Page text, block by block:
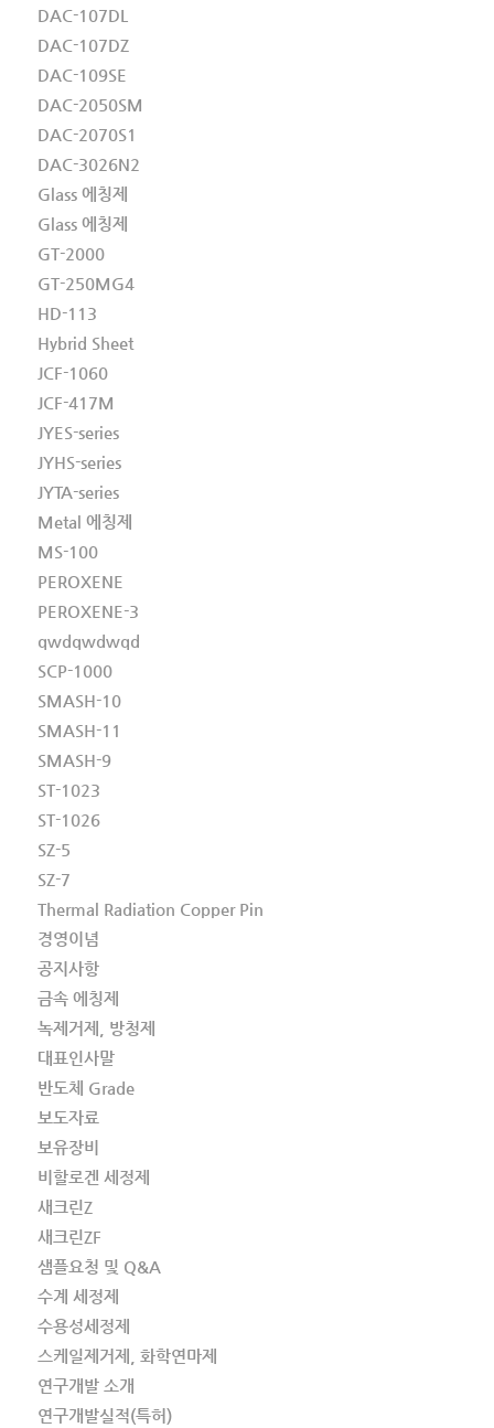
DAC-107DL
DAC-107DZ
DAC-109SE
DAC-2050SM
DAC-2070S1
DAC-3026N2
Glass 에칭제
Glass 에칭제
GT-2000
GT-250MG4
HD-113
Hybrid Sheet
JCF-1060
JCF-417M
JYES-series
JYHS-series
JYTA-series
Metal 에칭제
MS-100
PEROXENE
PEROXENE-3
qwdqwdwqd
SCP-1000
SMASH-10
SMASH-11
SMASH-9
ST-1023
ST-1026
SZ-5
SZ-7
Thermal Radiation Copper Pin
경영이념
공지사항
금속 에칭제
녹제거제, 방청제
대표인사말
반도체 Grade
보도자료
보유장비
비할로겐 세정제
새크린Z
새크린ZF
샘플요청 및 Q&A
수계 세정제
수용성세정제
스케일제거제, 화학연마제
연구개발 소개
연구개발실적(특허)